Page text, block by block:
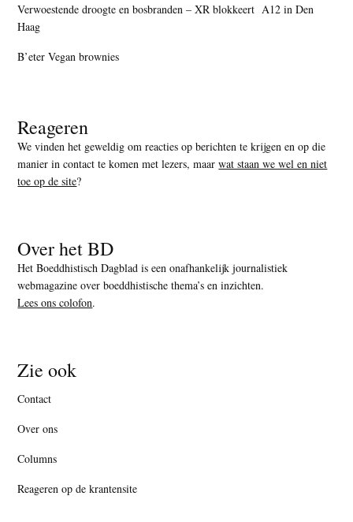
Verwoestende droogte en bosbranden – XR blokkeert A12 in Den
Haag
B’eter Vegan brownies
Reageren
We vinden het geweldig om reacties op berichten te krijgen en op die
manier in contact te komen met lezers, maarwat staan we wel en niet
toe op de site?
Over het BD
Het Boeddhistisch Dagblad is een onafhankelijk journalistiek
webmagazine over boeddhistische thema’s en inzichten.
Lees ons colofon.
Zie ook
Contact
Over ons
Columns
Reageren op de krantensite